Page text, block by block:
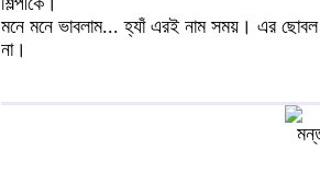
মনে মনে ভাবলাম... হ্যাঁ এরই নাম সময়। এর ছোবল
না।